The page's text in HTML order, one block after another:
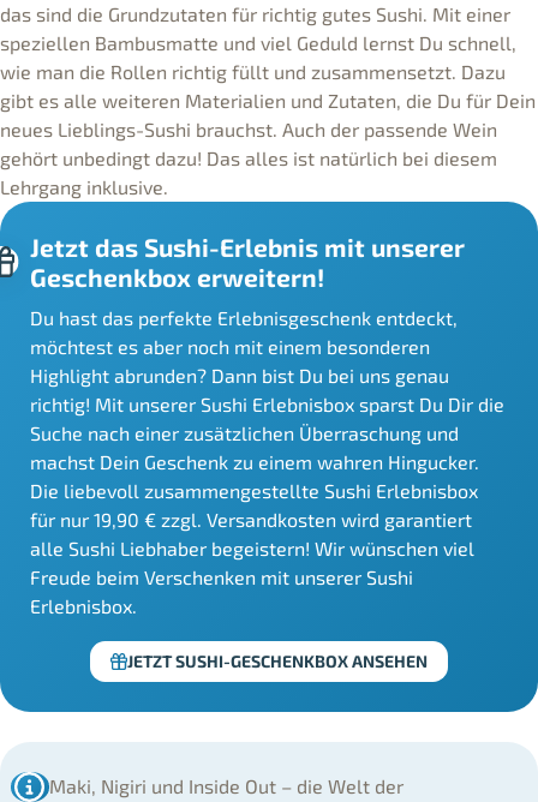
das sind die Grundzutaten für richtig gutes Sushi. Mit einer
speziellen Bambusmatte und viel Geduld lernst Du schnell,
wie man die Rollen richtig füllt und zusammensetzt. Dazu
gibt es alle weiteren Materialien und Zutaten, die Du für Dein
neues Lieblings-Sushi brauchst. Auch der passende Wein
gehört unbedingt dazu! Das alles ist natürlich bei diesem
Lehrgang inklusive.
Jetzt das Sushi-Erlebnis mit unserer
Geschenkbox erweitern!
Du hast das perfekte Erlebnisgeschenk entdeckt,
möchtest es aber noch mit einem besonderen
Highlight abrunden? Dann bist Du bei uns genau
richtig! Mit unserer Sushi Erlebnisbox sparst Du Dir die
Suche nach einer zusätzlichen Überraschung und
machst Dein Geschenk zu einem wahren Hingucker.
Die liebevoll zusammengestellte Sushi Erlebnisbox
für nur 19,90 € zzgl. Versandkosten wird garantiert
alle Sushi Liebhaber begeistern! Wir wünschen viel
Freude beim Verschenken mit unserer Sushi
Erlebnisbox.
JETZT SUSHI-GESCHENKBOX ANSEHEN
Maki, Nigiri und Inside Out – die Welt der